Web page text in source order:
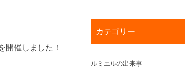
開催しました！
カテゴリー
ルミエルの出来事